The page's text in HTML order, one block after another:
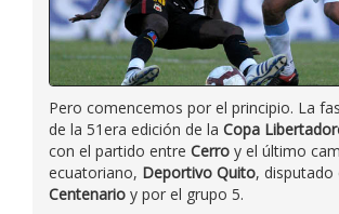
Pero comencemos por el principio. La
de la 51era edición de la Copa
con el partido entre Cerro y el último
ecuatoriano, Deportivo Quito, disputado
Centenario y por el grupo 5.